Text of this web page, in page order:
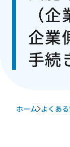
（
企業
手続
ホーム よくあ